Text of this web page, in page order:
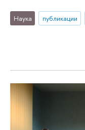
Наука публикации